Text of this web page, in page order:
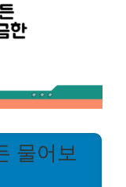
물어보